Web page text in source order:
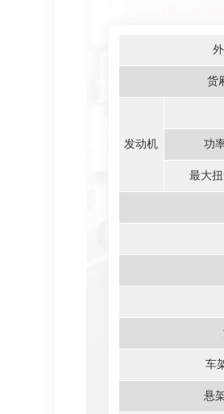
货
发动机 功
最大
车
悬